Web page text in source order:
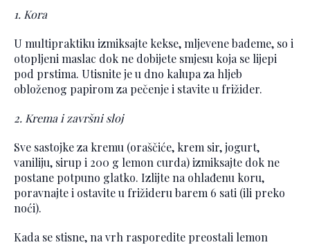
1. Kora
U multipraktiku izmiksajte kekse, mljevene bademe, so i
otopljeni maslac dok ne dobijete smjesu koja se lijepi
pod prstima. Utisnite je u dno kalupa za hljeb
obloženog papirom za pečenje i stavite u frižider.
2. Krema i završni sloj
Sve sastojke za kremu (oraščiće, krem sir, jogurt,
vaniliju, sirup i 200 g lemon curda) izmiksajte dok ne
postane potpuno glatko. Izlijte na ohlađenu koru,
poravnajte i ostavite u frižideru barem 6 sati (ili preko
noći).
Kada se stisne, na vrh rasporedite preostali lemon